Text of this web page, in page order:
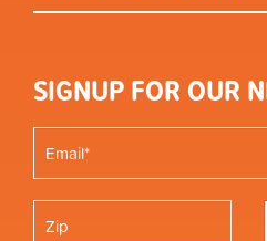
SIGNUP FOR OUR